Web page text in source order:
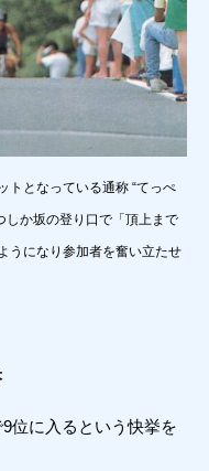
トとなっている通称 “てっぺ
しか坂の登り口で「頂上まで
うになり参加者を奮い立たせ
位に入るという快挙を